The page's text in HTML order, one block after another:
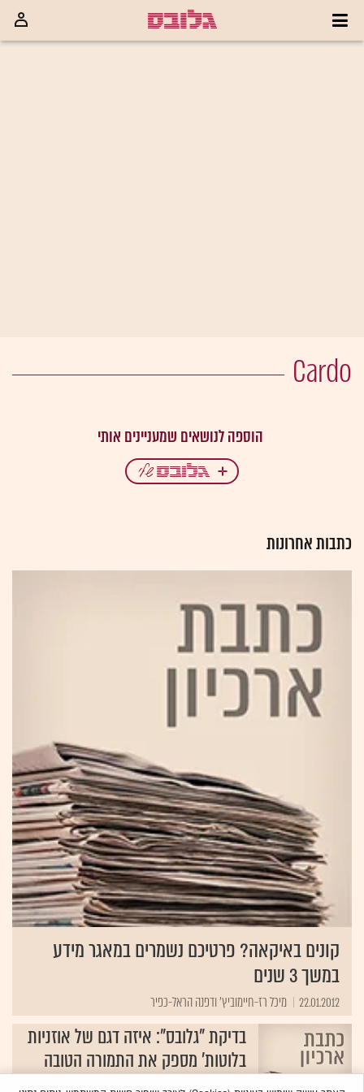
Cardo
כתבות אחרונות
קונים באיקאה? פרטיכם נשמרים במאגר מידע
במשך 3 שנים
22.01.2012 מיכל רז-חיימוביץ' ודפנה הראל-כפיר
בדיקת "גלובס": איזה דגם של אוזניות
בלוטות' מספק את התמורה הטובה
ביותר לכסף?